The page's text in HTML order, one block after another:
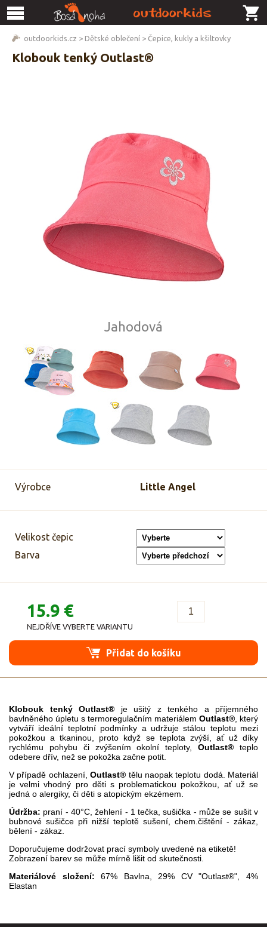
outdoorkids.cz > Dětské oblečení > Čepice, kukly a kšiltovky
Klobouk tenký Outlast®
Jahodová
Výrobce Little Angel
Velikost čepic
Barva
15.9 €
NEJDŘÍVE VYBERTE VARIANTU
Přidat do košíku
Klobouk tenký Outlast® je ušitý z tenkého a příjemného
bavlněného úpletu s termoregulačním materiálem Outlast® , který
vytváří ideální teplotní podmínky a udržuje stálou teplotu mezi
pokožkou a tkaninou, proto když se teplota zvýší, ať už díky
rychlému pohybu či zvýšením okolní teploty,Outlast® teplo
odebere dřív, než se pokožka začne potit.
V případě ochlazení,Outlast® tělu naopak teplotu dodá. Materiál
je velmi vhodný pro děti s problematickou pokožkou, ať už se
jedná o alergiky, či děti s atopickým ekzémem.
Údržba: praní - 40°C, žehlení - 1 tečka, sušička - může se sušit v
bubnové sušičce při nižší teplotě sušení, chem.čištění - zákaz,
bělení - zákaz.
Doporučujeme dodržovat prací symboly uvedené na etiketě!
Zobrazení barev se může mírně lišit od skutečnosti.
Materiálové složení:67% Bavlna, 29% CV "Outlast®", 4%
Elastan